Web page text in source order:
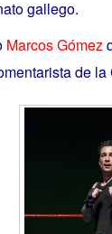
gallego.
Marcos Gómez
de la